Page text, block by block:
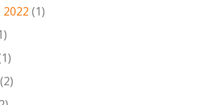
(1)
(2)